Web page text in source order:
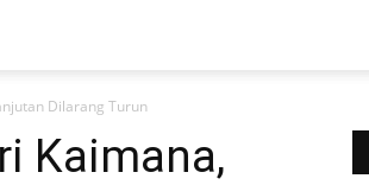
Dilarang Turun
Kaimana,